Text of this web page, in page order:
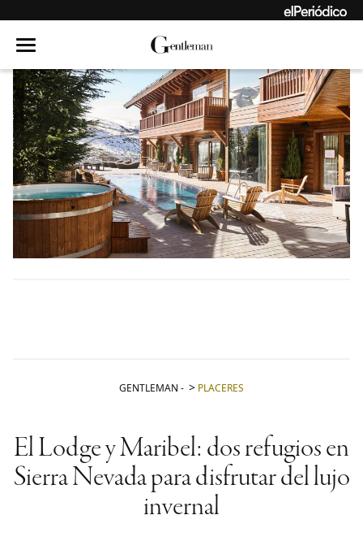
GENTLEMAN - PLACERES
El Lodge y Maribel: dos refugios en
Sierra Nevada para disfrutar del lujo
invernal